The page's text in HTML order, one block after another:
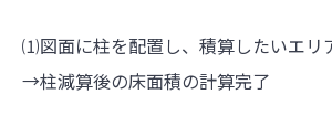
⑴図面に柱を配置し、積算したいエリ
→柱減算後の床面積の計算完了